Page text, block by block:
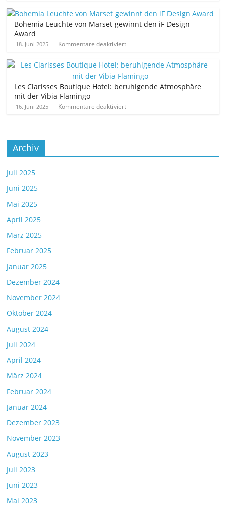
Bohemia Leuchte von Marset gewinnt den iF Design
Award
18. Juni 2025 Kommentare deaktiviert
Les Clarisses Boutique Hotel: beruhigende Atmosphäre
mit der Vibia Flamingo
16. Juni 2025 Kommentare deaktiviert
Archiv
Juli 2025
Juni 2025
Mai 2025
April 2025
März 2025
Februar 2025
Januar 2025
Dezember 2024
November 2024
Oktober 2024
August 2024
Juli 2024
April 2024
März 2024
Februar 2024
Januar 2024
Dezember 2023
November 2023
August 2023
Juli 2023
Juni 2023
Mai 2023